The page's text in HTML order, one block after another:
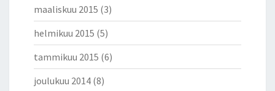
maaliskuu 2015 (3)
helmikuu 2015 (5)
tammikuu 2015 (6)
joulukuu 2014 (8)